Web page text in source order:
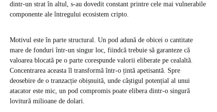
dintr-un strat în altul, s-au dovedit constant printre cele mai vulnerabile
componente ale întregului ecosistem cripto.
Motivul este în parte structural. Un pod adună de obicei o cantitate
mare de fonduri într-un singur loc, fiindcă trebuie să garanteze că
valoarea blocată pe o parte corespunde valorii eliberate pe cealaltă.
Concentrarea aceasta îl transformă într-o țintă apetisantă. Spre
deosebire de o tranzacție obișnuită, unde câștigul potențial al unui
atacator este mic, un pod compromis poate elibera dintr-o singură
lovitură milioane de dolari.